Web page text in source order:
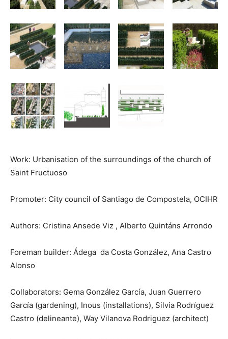
Work: Urbanisation of the surroundings of the church of
Saint Fructuoso
Promoter: City council of Santiago de Compostela, OCIHR
Authors: Cristina Ansede Viz , Alberto Quintáns Arrondo
Foreman builder: Ádega da Costa González, Ana Castro
Alonso
Collaborators: Gema González García, Juan Guerrero
García (gardening), Inous (installations), Silvia Rodríguez
Castro (delineante), Way Vilanova Rodriguez (architect)